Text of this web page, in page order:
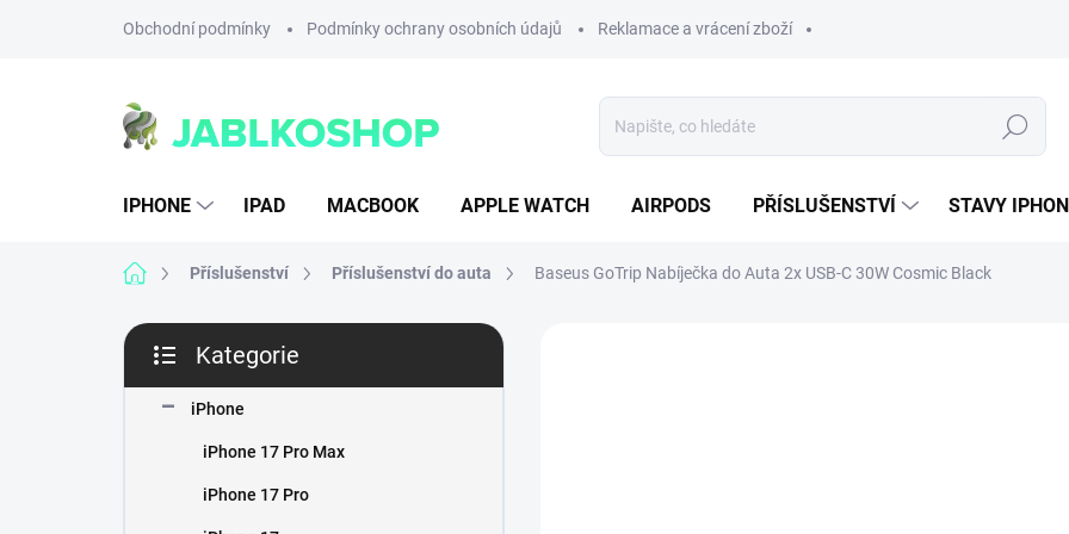
Obchodní podmínky Podmínky ochrany osobních údajů Reklamace a vrácení zboží
Hledat
IPHONE IPAD MACBOOK APPLE WATCH AIRPODS PŘÍSLUŠENSTVÍ STAVY
Domů Příslušenství Příslušenství do auta Baseus GoTrip Nabíječka do Auta 2x USB-C 30W Cosmic Black
P
s
kategorie
Kategorie
iPhone
iPhone 17 Pro Max
iPhone 17 Pro